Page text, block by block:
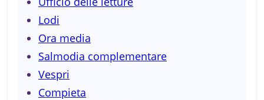
Lodi
Ora media
Salmodia complementare
Vespri
Compieta